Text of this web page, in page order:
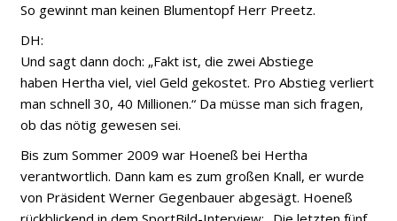
So gewinnt man keinen Blumentopf Herr Preetz.
DH:
Und sagt dann doch: „Fakt ist, die zwei Abstiege
haben Hertha viel, viel Geld gekostet. Pro Abstieg verliert
man schnell 30, 40 Millionen.“ Da müsse man sich fragen,
ob das nötig gewesen sei.
Bis zum Sommer 2009 war Hoeneß bei Hertha
verantwortlich. Dann kam es zum großen Knall, er wurde
von Präsident Werner Gegenbauer abgesägt. Hoeneß